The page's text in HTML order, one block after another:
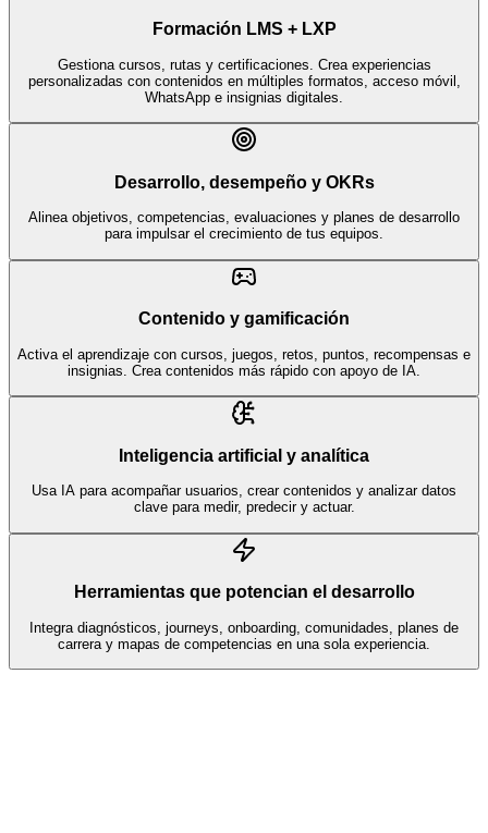
Formación LMS + LXP
Gestiona cursos, rutas y certificaciones. Crea experiencias
personalizadas con contenidos en múltiples formatos, acceso móvil,
WhatsApp e insignias digitales.
Desarrollo, desempeño y OKRs
Alinea objetivos, competencias, evaluaciones y planes de desarrollo
para impulsar el crecimiento de tus equipos.
Contenido y gamificación
Activa el aprendizaje con cursos, juegos, retos, puntos, recompensas e
insignias. Crea contenidos más rápido con apoyo de IA.
Inteligencia artificial y analítica
Usa IA para acompañar usuarios, crear contenidos y analizar datos
clave para medir, predecir y actuar.
Herramientas que potencian el desarrollo
Integra diagnósticos, journeys, onboarding, comunidades, planes de
carrera y mapas de competencias en una sola experiencia.